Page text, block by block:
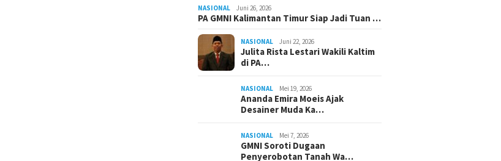
NASIONAL Juni 26, 2026
PA GMNI Kalimantan Timur Siap Jadi Tuan …
NASIONAL Juni 22, 2026
Julita Rista Lestari Wakili Kaltim
di PA…
NASIONAL Mei 19, 2026
Ananda Emira Moeis Ajak
Desainer Muda Ka…
NASIONAL Mei 7, 2026
GMNI Soroti Dugaan
Penyerobotan Tanah Wa…